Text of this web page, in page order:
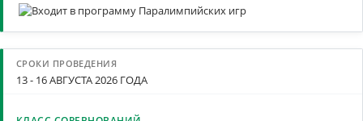
13 - 16 АВГУСТА 2026 ГОДА